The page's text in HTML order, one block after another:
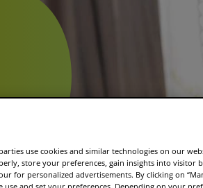
use cookies and similar technologies on our
store your preferences, gain insights into visitor
for personalized advertisements. By clicking on